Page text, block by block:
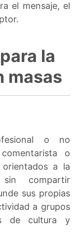
el mensaje, el
la
masas
o no
o
orientados a la
compartir
sus propias
a grupos
de cultura y